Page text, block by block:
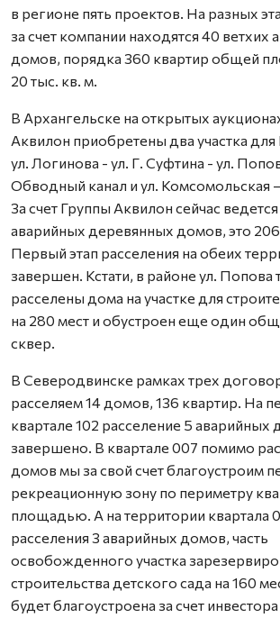
в регионе пять проектов. На разных
за счет компании находятся 40 ветхих
домов, порядка 360 квартир общей
20 тыс. кв. м.
В Архангельске на открытых
Аквилон приобретены два участка
ул. Логинова - ул. Г. Суфтина - ул.
Обводный канал и ул. Комсомольская
За счет Группы Аквилон сейчас
аварийных деревянных домов, это
Первый этап расселения на обеих
завершен. Кстати, в районе ул. Попова
расселены дома на участке для
на 280 мест и обустроен еще один
сквер.
В Северодвинске рамках трех
расселяем 14 домов, 136 квартир. На
квартале 102 расселение 5 аварийных
завершено. В квартале 007 помимо
домов мы за свой счет благоустроим
рекреационную зону по периметру
площадью. А на территории квартала
расселения 3 аварийных домов, часть
освобожденного участка
строительства детского сада на 160
будет благоустроена за счет